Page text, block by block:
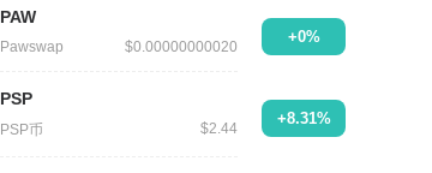
PAW
Pawswap $0.00000000020
+0%
PSP
PSP币 $2.44
+8.31%